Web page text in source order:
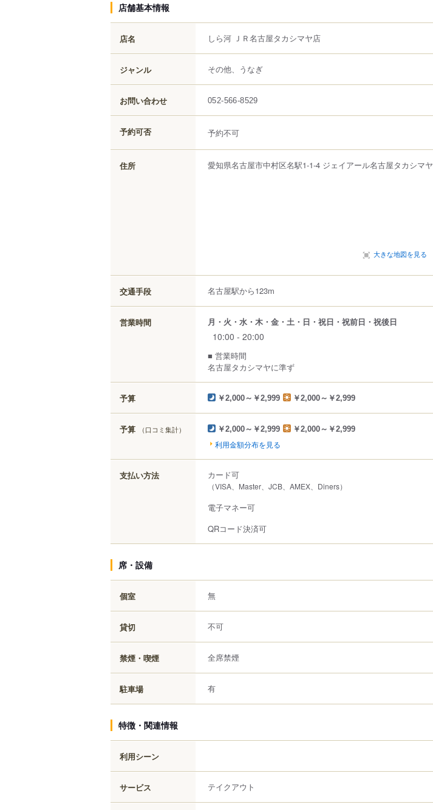
店舗基本情報
店名 しら河 ＪＲ名古屋タカシマヤ店
ジャンル その他、うなぎ
お問い合わせ 052-566-8529
予約可否 予約不可
住所 愛知県名古屋市中村区名駅1-1-4 ジェイアール名古屋タカシマヤ
大きな地図を見る
交通手段 名古屋駅から123m
営業時間 月・火・水・木・金・土・日・祝日・祝前日・祝後日
10:00 - 20:00
■ 営業時間
名古屋タカシマヤに準ず
予算 ￥2,000～￥2,999 ￥2,000～￥2,999
予算 （口コミ集計） ￥2,000～￥2,999 ￥2,000～￥2,999
利用金額分布を見る
支払い方法 カード可
（VISA、Master、JCB、AMEX、Diners）
電子マネー可
QRコード決済可
席・設備
個室 無
貸切 不可
禁煙・喫煙 全席禁煙
駐車場 有
特徴・関連情報
利用シーン
サービス テイクアウト